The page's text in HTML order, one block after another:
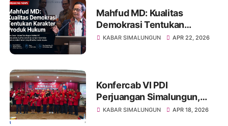
Mahfud MD: Kualitas
Demokrasi Tentukan
Karakter Produk Hukum
KABAR SIMALUNGUN APR 22, 2026
Konfercab VI PDI
Perjuangan Simalungun,
Konsolidasi Kekuatan Partai
KABAR SIMALUNGUN APR 18, 2026